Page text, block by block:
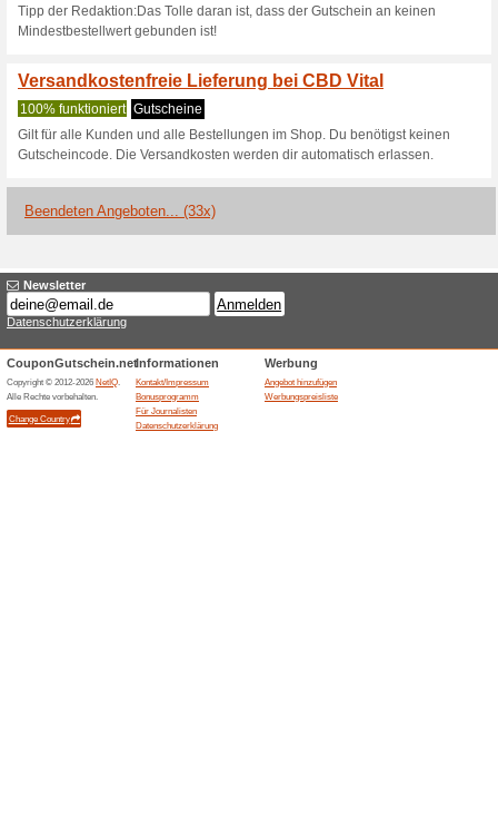
0% funktioniert Gutscheine
Gelassen fasten - 25%
33 % Rabatt mit 2+1
Gutscheine
Jetzt 33% Rabatt sichern ?